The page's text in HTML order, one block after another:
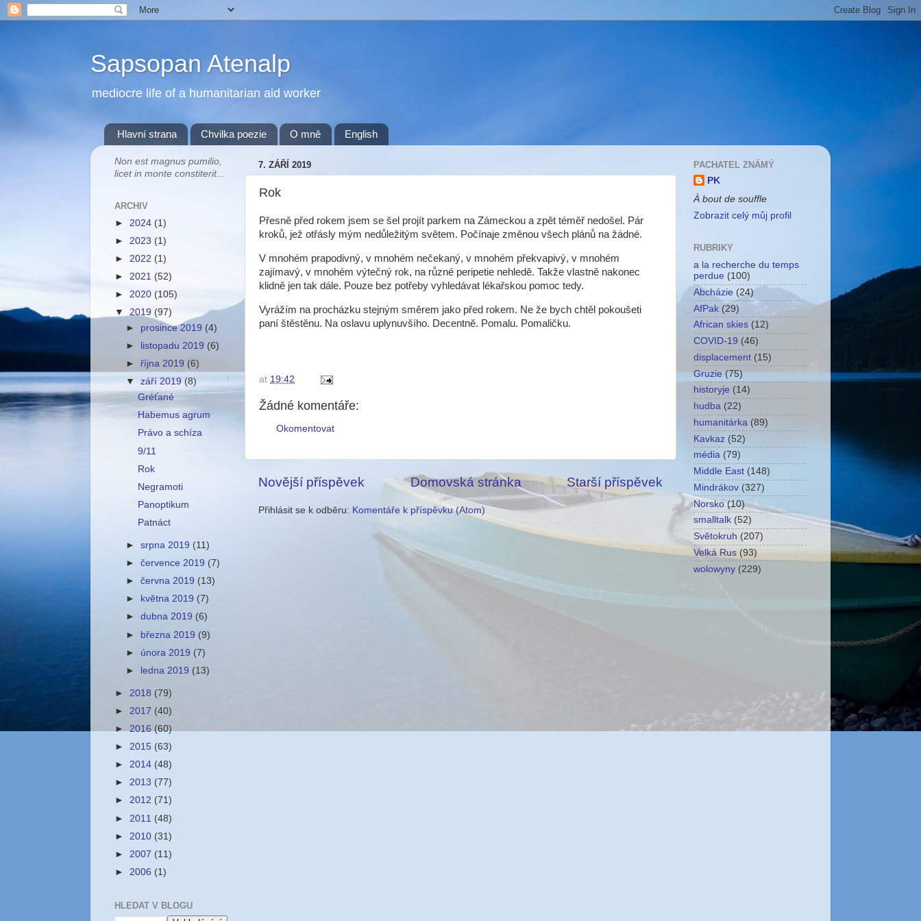
Sapsopan Atenalp
mediocre life of a humanitarian aid worker
Hlavní strana Chvilka poezie O mně English
7. ZÁŘÍ 2019
Rok
Přesně před rokem jsem se šel projít parkem na Zámeckou a zpět téměř nedošel. Pár
kroků, jež otřásly mým nedůležitým světem. Počínaje změnou všech plánů na žádné.
V mnohém prapodivný, v mnohém nečekaný, v mnohém překvapivý, v mnohém
zajímavý, v mnohém výtečný rok, na různé peripetie nehledě. Takže vlastně nakonec
klidně jen tak dále. Pouze bez potřeby vyhledávat lékařskou pomoc tedy.
Vyrážím na procházku stejným směrem jako před rokem. Ne že bych chtěl pokoušeti
paní štěstěnu. Na oslavu uplynuvšího. Decentně. Pomalu. Pomaličku.
at 19:42
Žádné komentáře:
Okomentovat
Novější příspěvek Starší příspěvek
Domovská stránka
Přihlásit se k odběru: Komentáře k příspěvku (Atom)
Non est magnus pumilio,
licet in monte constiterit...
ARCHIV
► 2024 (1)
► 2023 (1)
► 2022 (1)
► 2021 (52)
► 2020 (105)
▼ 2019 (97)
► prosince 2019 (4)
►
listopadu 2019 (6)
►října 2019 (6)
▼září 2019(8)
Gréťané
Habemus agrum
Právo a schíza
9/11
Rok
Negramoti
Panoptikum
Patnáct
►srpna 2019 (11)
►července 2019 (7)
►června 2019 (13)
►
května 2019 (7)
►dubna 2019 (6)
► března 2019 (9)
► února 2019 (7)
►
ledna 2019 (13)
► 2018 (79)
► 2017 (40)
► 2016 (60)
► 2015 (63)
► 2014 (48)
► 2013 (77)
► 2012 (71)
► 2011 (48)
► 2010 (31)
► 2007 (11)
► 2006 (1)
HLEDAT V BLOGU
PACHATEL ZNÁMÝ
PK
À bout de souffle
Zobrazit celý můj profil
RUBRIKY
a la recherche du temps
perdue (100)
Abcházie (24)
AfPak (29)
African skies (12)
COVID-19 (46)
displacement (15)
Gruzie (75)
historyje (14)
hudba (22)
humanitárka (89)
Kavkaz (52)
média (79)
Middle East (148)
Mindrákov (327)
Norsko (10)
smalltalk (52)
Světokruh (207)
Velká Rus (93)
wolowyny (229)